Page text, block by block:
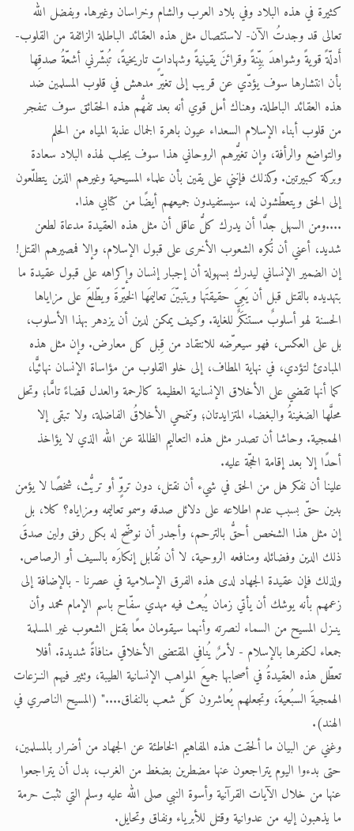
كثيرة في هذه البلاد وفي بلاد العرب والشام وخراسان وغيرها. وبفضل الله
تعالى قد وجدتُ الآن- لاستئصال مثل هذه العقائد الباطلة الزائفة من القلوب-
أَدلّةً قويةً وشواهدَ بيِّنةً وقرائنَ يقينيةً وشهاداتٍ تاريخيةً، تُبشّرني أشعّةُ صدقِها
بأن انتشارها سوف يؤدّي عن قريب إلى تغيّر مدهش في قلوب المسلمين ضد
هذه العقائد الباطلة. وهناك أمل قوي أنه بعد تفهُّم هذه الحقائق سوف تنفجر
من قلوب أبناء الإسلام السعداء عيون باهرة الجمال عذبة المياه من الحلم
والتواضع والرأفة، وإن تغيُّرهم الروحاني هذا سوف يجلب لهذه البلاد سعادة
وبركة كبيرتين. وكذلك فإنني على يقين بأن علماء المسيحية وغيرهم الذين يتطلّعون
إلى الحق ويتعطّشون له، سيستفيدون جميعهم أيضًا من كتابي هذا.
....ومن السهل جدًّا أن يدرك كلُّ عاقل أن مثل هذه العقيدة مدعاة لطعن
شديد، أعني أن نُكره الشعوب الأخرى على قبول الإسلام، وإلا فمصيرهم القتل!
إن الضمير الإنساني ليدرك بسهولة أن إجبار إنسان وإكراهه على قبول عقيدة ما
بتهديده بالقتل قبل أن يَعِيَ حقيقتَها ويتبيّنَ تعاليمَها الخيّرةَ ويطّلعَ على مزاياها
الحسنة لهو أسلوبٌ مستنكَرٌ للغاية. وكيف يمكن لدين أن يزدهر بهذا الأسلوب،
بل على العكس، فهو سيعرّضه للانتقاد من قِبل كل معارض. وإن مثل هذه
المبادئ لتؤدي، في نهاية المطاف، إلى خلو القلوب من مؤاساة الإنسان نهائيًّا،
كما أنها تقضي على الأخلاق الإنسانية العظيمة كالرحمة والعدل قضاءً تامًّا؛ وتحل
محلَّها الضغينةُ والبغضاء المتزايدتان؛ وتنمحي الأخلاقُ الفاضلة، ولا تبقى إلا
الهمجية. وحاشا أن تصدر مثل هذه التعاليم الظالمة عن الله الذي لا يؤاخذ
أحدًا إلا بعد إقامة الحجّة عليه.
علينا أن نفكر هل من الحق في شيء أن نقتل، دون تروٍّ أو تريُّث، شخصًا لا يؤمن
بدين حقّ بسبب عدم اطلاعه على دلائل صدقه وسمو تعاليمه ومزاياه؟ كلا، بل
إن مثل هذا الشخص أحقُّ بالترحم، وأجدر أن نوضّح له بكل رفق ولين صدقَ
ذلك الدين وفضائله ومنافعه الروحية، لا أن نُقابل إنكارَه بالسيف أو الرصاص.
ولذلك فإن عقيدة الجهاد لدى هذه الفرق الإسلامية في عصرنا - بالإضافة إلى
زعمهم بأنه يوشك أن يأتي زمان يُبعث فيه مهدي سفّاح باسم الإمام محمد وأن
ينـزل المسيح من السماء لنصرته وأنهما سيقومان معًا بقتل الشعوب غير المسلمة
جمعاء لكفرها بالإسلام - لأمرٌ يُنافي المقتضى الأخلاقي منافاةً شديدة. أفلا
تعطّل هذه العقيدةُ في أصحابها جميعَ المواهب الإنسانية الطيبة، وتثير فيهم النـزعات
الهمجيةَ السبُعيةَ، وتجعلهم يُعاشرون كلَّ شعب بالنفاق...." (المسيح الناصري في
الهند).
وغني عن البيان ما ألحقت هذه المفاهيم الخاطئة عن الجهاد من أضرار بالمسلمين،
حتى بدءوا اليوم يتراجعون عنها مضطرين بضغط من الغرب، بدل أن يتراجعوا
عنها من خلال الآيات القرآنية وأسوة النبي صلى الله عليه وسلم التي تثبت حرمة
ما يذهبون إليه من عدوانية وقتل للأبرياء ونفاق وتحايل.